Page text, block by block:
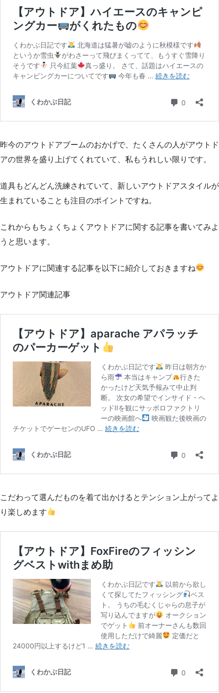
昨今のアウトドアブームのおかげで、たくさんの人がアウトド
アの世界を盛り上げてくれていて、私もうれしい限りです。
道具もどんどん洗練されていて、新しいアウトドアスタイルが
生まれていることも注目のポイントですね。
これからもちょくちょくアウトドアに関する記事を書いてみよ
うと思います。
アウトドアに関連する記事を以下に紹介しておきますね
アウトドア関連記事
こだわって選んだものを着て出かけるとテンション上がってよ
り楽しめます